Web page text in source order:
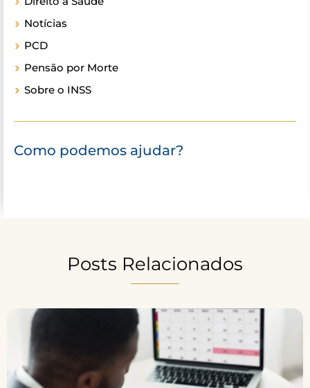
Notícias
PCD
Pensão por Morte
Sobre o INSS
Como podemos ajudar?
Posts Relacionados